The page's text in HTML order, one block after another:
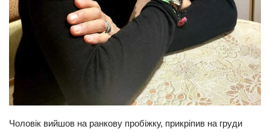
Чоловік вийшов на ранкову пробіжку, прикріпив на груди